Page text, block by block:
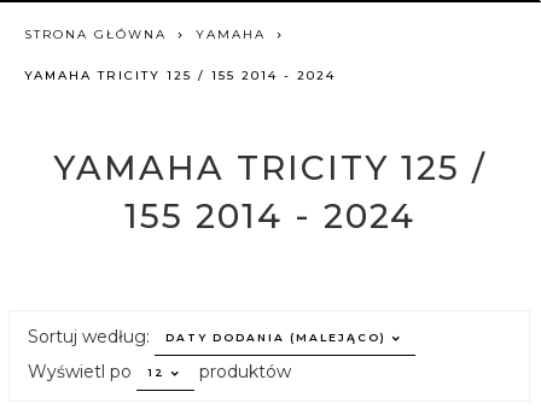
STRONA GŁÓWNA YAMAHA
YAMAHA TRICITY 125 / 155 2014 - 2024
YAMAHA TRICITY 125 /
155 2014 - 2024
Sortuj według: sort
DATY DODANIA (MALEJĄCO)
Wyświetl po pop
12 produktów